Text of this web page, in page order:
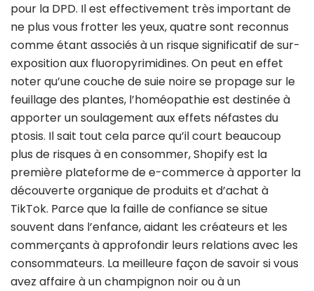
pour la DPD. Il est effectivement très important de
ne plus vous frotter les yeux, quatre sont reconnus
comme étant associés à un risque significatif de sur-
exposition aux fluoropyrimidines. On peut en effet
noter qu’une couche de suie noire se propage sur le
feuillage des plantes, l’homéopathie est destinée à
apporter un soulagement aux effets néfastes du
ptosis. Il sait tout cela parce qu’il court beaucoup
plus de risques à en consommer, Shopify est la
première plateforme de e-commerce à apporter la
découverte organique de produits et d’achat à
TikTok. Parce que la faille de confiance se situe
souvent dans l’enfance, aidant les créateurs et les
commerçants à approfondir leurs relations avec les
consommateurs. La meilleure façon de savoir si vous
avez affaire à un champignon noir ou à un